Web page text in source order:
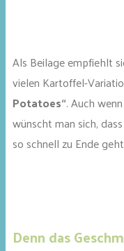
Als Beilage empfiehlt
vielen Kartoffel-
Potatoes“. Auch
wünscht man sich,
so schnell zu Ende
Denn das